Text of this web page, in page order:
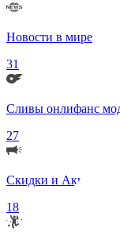
Новости в мире
31
Сливы онлифанс
27
Скидки и Акции
18